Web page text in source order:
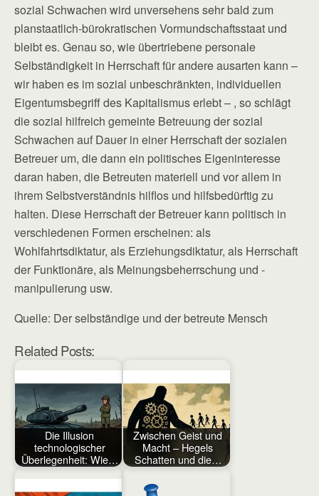
sozial Schwachen wird unversehens sehr bald zum
planstaatlich-bürokratischen Vormundschaftsstaat und
bleibt es. Genau so, wie übertriebene personale
Selbständigkeit in Herrschaft für andere ausarten kann –
wir haben es im sozial unbeschränkten, individuellen
Eigentumsbegriff des Kapitalismus erlebt – , so schlägt
die sozial hilfreich gemeinte Betreuung der sozial
Schwachen auf Dauer in einer Herrschaft der sozialen
Betreuer um, die dann ein politisches Eigeninteresse
daran haben, die Betreuten materiell und vor allem in
ihrem Selbstverständnis hilflos und hilfsbedürftig zu
halten. Diese Herrschaft der Betreuer kann politisch in
verschiedenen Formen erscheinen: als
Wohlfahrtsdiktatur, als Erziehungsdiktatur, als Herrschaft
der Funktionäre, als Meinungsbeherrschung und -
manipulierung usw.
Quelle: Der selbständige und der betreute Mensch
Related Posts:
Die Illusion
technologischer
Überlegenheit: Wie…
Zwischen Geist und
Macht – Hegels
Schatten und die…